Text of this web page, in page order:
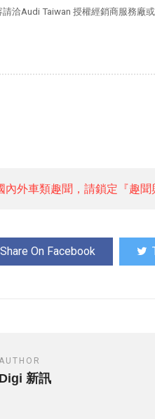
請洽Audi Taiwan 授權經銷商服務廠
外車類趣聞，請鎖定『趣聞
Share On Facebook
AUTHOR
Digi 新訊